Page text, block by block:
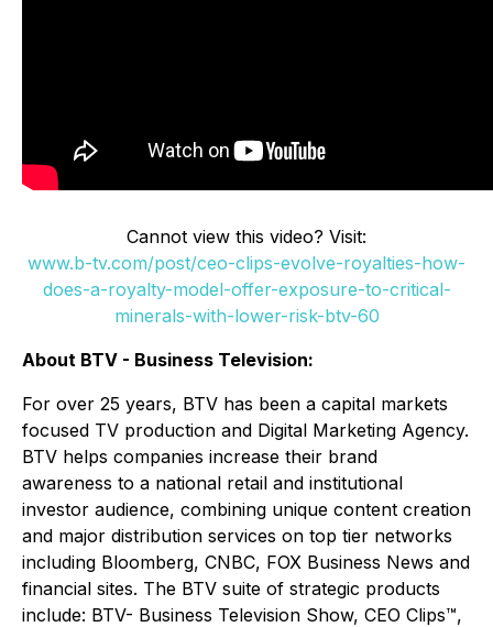
Cannot view this video? Visit:
www.b-tv.com/post/ceo-clips-evolve-royalties-how-
does-a-royalty-model-offer-exposure-to-critical-
minerals-with-lower-risk-btv-60
About BTV - Business Television:
For over 25 years, BTV has been a capital markets
focused TV production and Digital Marketing Agency.
BTV helps companies increase their brand
awareness to a national retail and institutional
investor audience, combining unique content creation
and major distribution services on top tier networks
including Bloomberg, CNBC, FOX Business News and
financial sites. The BTV suite of strategic products
include: BTV- Business Television Show, CEO Clips™,